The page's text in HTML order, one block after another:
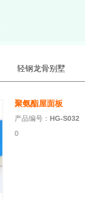
轻钢龙骨别墅
聚氨酯屋面板
产品编号： HG-S032
0